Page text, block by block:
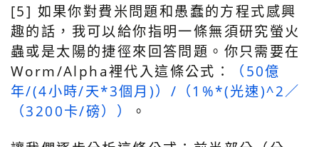
[5] 如果你對費米問題和愚蠢的方程式感興
趣的話，我可以給你指明一條無須研究螢火
蟲或是太陽的捷徑來回答問題。你只需要在
Worm/Alpha裡代入這條公式：
（50億
年/(4小時/天*3個月)）/（1%*(光速)^2／
（3200卡/磅））
。